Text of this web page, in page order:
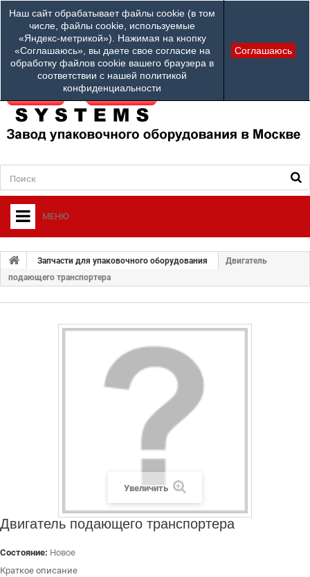
Наш сайт обрабатывает файлы cookie (в том
числе, файлы cookie, используемые
«Яндекс-метрикой»). Нажимая на кнопку
«Соглашаюсь», вы даете свое согласие на
обработку файлов cookie вашего браузера в
соответствии с нашей политикой
конфиденциальности
Соглашаюсь
Наши телефоны:
84952312100
Ваш город: Другой город
МЕНЮ
+
О ФИРМЕ
+
УПАКОВОЧНОЕ ОБОРУДОВАНИЕ
РАСХОДНЫЕ МАТЕРИАЛЫ
Запчасти для упаковочного оборудования
Двигатель
подающего транспортера
Увеличить
Двигатель подающего транспортера
Состояние: Новое
Краткое описание